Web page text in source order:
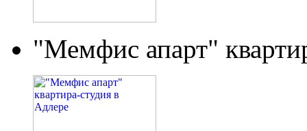
"Мемфис апарт"